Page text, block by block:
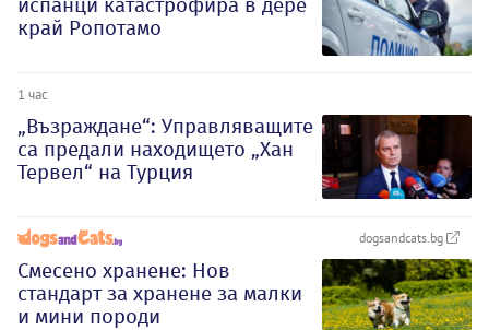
испанци катастрофира в дере
край Ропотамо
1 час
„Възраждане“: Управляващите
са предали находището „Хан
Тервел“ на Турция
dogsandcats.bg
Смесено хранене: Нов
стандарт за хранене за малки
и мини породи